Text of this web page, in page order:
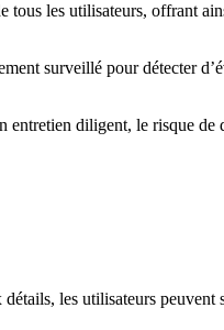
tous les utilisateurs, offrant
surveillé pour détecter
entretien diligent, le risque
les utilisateurs peuvent